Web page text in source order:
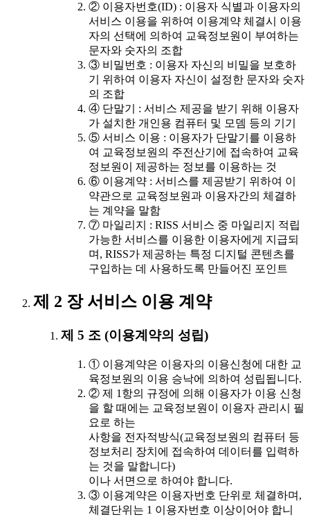
② 이용자번호(ID) : 이용자 식별과 이용자의
서비스 이용을 위하여 이용계약 체결시 이용
자의 선택에 의하여 교육정보원이 부여하는
문자와 숫자의 조합
③ 비밀번호 : 이용자 자신의 비밀을 보호하
기 위하여 이용자 자신이 설정한 문자와 숫자
의 조합
④ 단말기 : 서비스 제공을 받기 위해 이용자
가 설치한 개인용 컴퓨터 및 모뎀 등의 기기
⑤ 서비스 이용 : 이용자가 단말기를 이용하
여 교육정보원의 주전산기에 접속하여 교육
정보원이 제공하는 정보를 이용하는 것
⑥ 이용계약 : 서비스를 제공받기 위하여 이
약관으로 교육정보원과 이용자간의 체결하
는 계약을 말함
⑦ 마일리지 : RISS 서비스 중 마일리지 적립
가능한 서비스를 이용한 이용자에게 지급되
며, RISS가 제공하는 특정 디지털 콘텐츠를
구입하는 데 사용하도록 만들어진 포인트
제 2 장 서비스 이용 계약
제 5 조 (이용계약의 성립)
① 이용계약은 이용자의 이용신청에 대한 교
육정보원의 이용 승낙에 의하여 성립됩니다.
② 제 1항의 규정에 의해 이용자가 이용 신청
을 할 때에는 교육정보원이 이용자 관리시 필
요로 하는
사항을 전자적방식(교육정보원의 컴퓨터 등
정보처리 장치에 접속하여 데이터를 입력하
는 것을 말합니다)
이나 서면으로 하여야 합니다.
③ 이용계약은 이용자번호 단위로 체결하며,
체결단위는 1 이용자번호 이상이어야 합니